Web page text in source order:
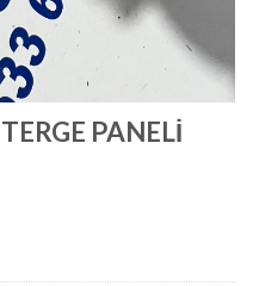
PANELİ